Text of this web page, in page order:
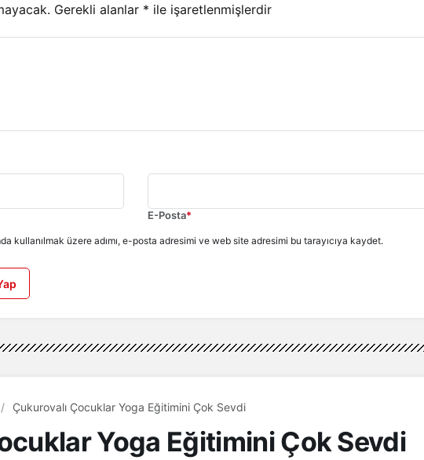
Gerekli alanlar * ile işaretlenmişlerdir
E-Posta*
kullanılmak üzere adımı, e-posta adresimi ve web site adresimi bu tarayıcıya kaydet.
Çukurovalı Çocuklar Yoga Eğitimini Çok Sevdi
Yoga Eğitimini Çok Sevdi